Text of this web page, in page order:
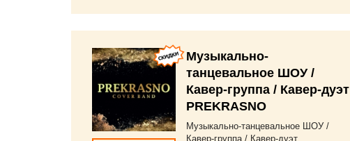
Музыкально-
танцевальное ШОУ /
Кавер-группа / Кавер-дуэт
PREKRASNO
Музыкально-танцевальное ШОУ /
Кавер-группа / Кавер-дуэт